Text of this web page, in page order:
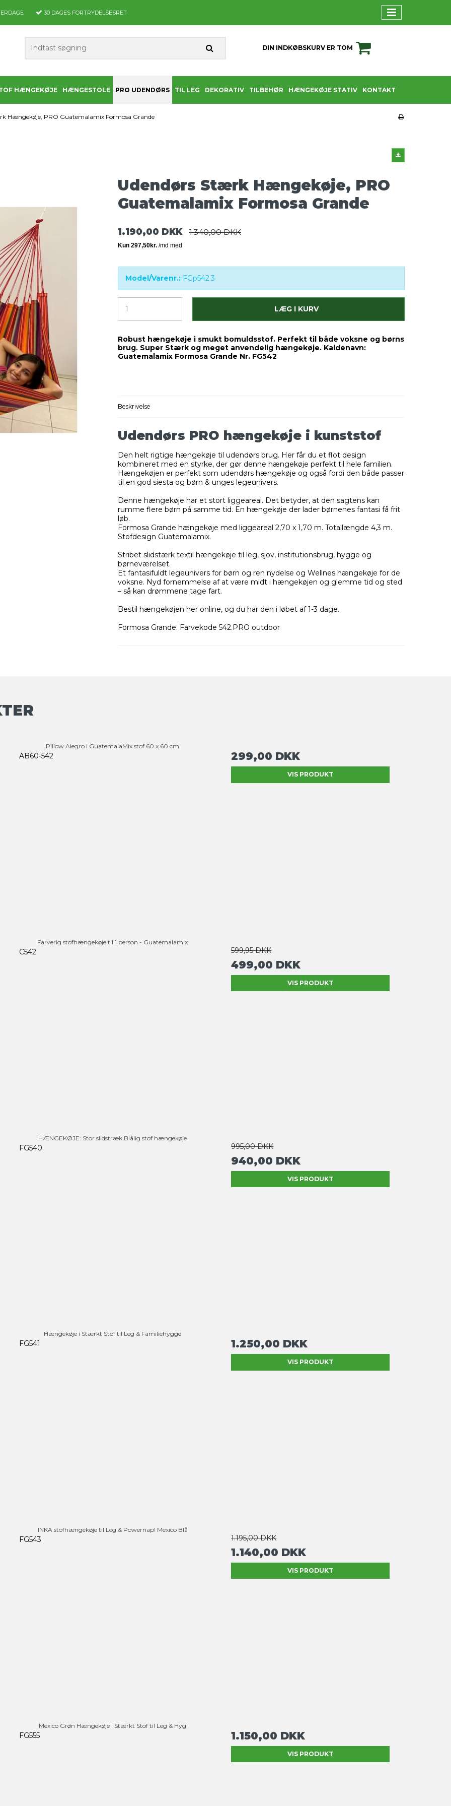
30 DAGES FORTRYDELSESRET
DIN INDKØBSKURV ER TOM
HÆNGEKØJE HÆNGESTOLE PRO UDENDØRS TIL LEG DEKORATIV TILBEHØR HÆNGEKØJE STATIV KONTAKT
Hængekøje, PRO Guatemalamix Formosa Grande
Udendørs Stærk Hængekøje, PRO
Guatemalamix Formosa Grande
1.190,00 DKK 1.340,00 DKK
Model/Varenr.: FGp542.3
LÆG I KURV
Robust hængekøje i smukt bomuldsstof. Perfekt til både voksne og børns
brug. Super Stærk og meget anvendelig hængekøje. Kaldenavn:
Guatemalamix Formosa Grande Nr. FG542
Beskrivelse
Udendørs PRO hængekøje i kunststof
Den helt rigtige hængekøje til udendørs brug. Her får du et flot design
kombineret med en styrke, der gør denne hængekøje perfekt til hele familien.
Hængekøjen er perfekt som udendørs hængekøje og også fordi den både passer
til en god siesta og børn & unges legeunivers.
Denne hængekøje har et stort liggeareal. Det betyder, at den sagtens kan
rumme flere børn på samme tid. En hængekøje der lader børnenes fantasi få frit
løb.
Formosa Grande hængekøje med liggeareal 2,70 x 1,70 m. Totallængde 4,3 m.
Stofdesign Guatemalamix.
Stribet slidstærk textil hængekøje til leg, sjov, institutionsbrug, hygge og
børneværelset.
Et fantasifuldt legeunivers for børn og ren nydelse og Wellnes hængekøje for de
voksne. Nyd fornemmelse af at være midt i hængekøjen og glemme tid og sted
– så kan drømmene tage fart.
Bestil hængekøjen her online, og du har den i løbet af 1-3 dage.
Formosa Grande. Farvekode 542.PRO outdoor
Pillow Alegro i GuatemalaMix stof 60 x 60 cm
AB60-542 299,00 DKK
VIS PRODUKT
Farverig stofhængekøje til 1 person - Guatemalamix
C542 599,95 DKK
499,00 DKK
VIS PRODUKT
HÆNGEKØJE: Stor slidstræk Blålig stof hængekøje
FG540 995,00 DKK
940,00 DKK
VIS PRODUKT
Hængekøje i Stærkt Stof til Leg & Familiehygge
FG541 1.250,00 DKK
VIS PRODUKT
INKA stofhængekøje til Leg & Powernap! Mexico Blå
FG543 1.195,00 DKK
1.140,00 DKK
VIS PRODUKT
Mexico Grøn Hængekøje i Stærkt Stof til Leg & Hyg
FG555 1.150,00 DKK
VIS PRODUKT